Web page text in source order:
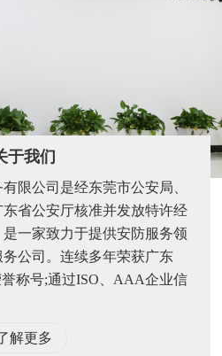
于我们
限公司是经东莞市公安局、
省公安厅核准并发放特许经
一家致力于提供安防服务领
公司。连续多年荣获广东
称号;通过ISO、AAA企业信
解更多